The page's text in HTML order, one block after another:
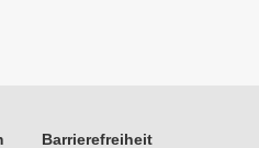
Barrierefreiheit